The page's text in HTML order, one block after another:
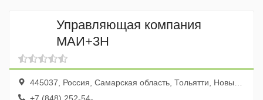
Управляющая компания
МАИ+3Н
445037, Россия, Самарская область, Тольятти, Новый проезд, 3